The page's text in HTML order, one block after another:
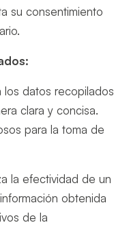
su consentimiento
los datos recopilados
clara y concisa.
para la toma de
la efectividad de un
obtenida
de la